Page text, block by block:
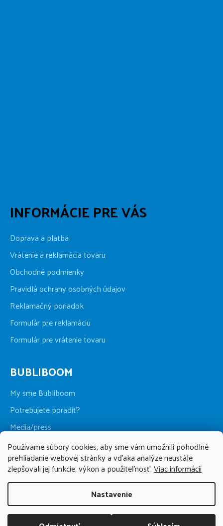
Používame súbory cookies, aby sme vám umožnili pohodlné
prehliadanie webovej stránky a vďaka analýze neustále
zlepšovali jej funkcie, výkon a použiteľnosť.Viac informácií
Nastavenie
INFORMÁCIE PRE VÁS
Doprava a platba
Vrátenie a reklamácia tovaru
Obchodné podmienky
Pravidlá ochrany osobných údajov
Reklamačný poriadok
Formulár pre reklamáciu
Formulár pre vrátenie tovaru
BUBLIBOOM
My sme Bubliboom
Potrebujete poradiť?
Media/press
Kamenná predajňa
BUBLIBOOM
+421 911 123 286
po-pia 09:00 - 17:00, so 09:00 - 13:00